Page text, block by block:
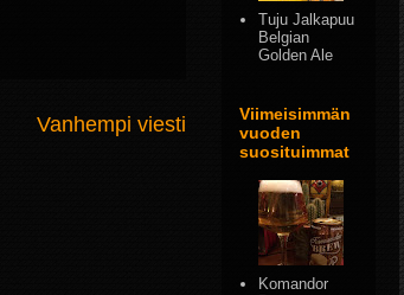
Vanhempi viesti
Tuju Jalkapuu
Belgian
Golden Ale
Viimeisimmän
vuoden
suosituimmat
Komandor